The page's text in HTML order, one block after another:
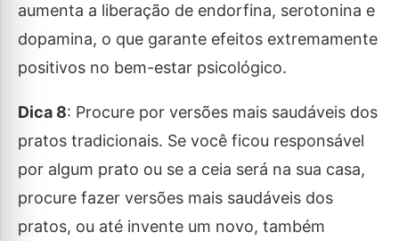
aumenta a liberação de endorfina, serotonina e
dopamina, o que garante efeitos extremamente
positivos no bem-estar psicológico.
Dica 8: Procure por versões mais saudáveis dos
pratos tradicionais. Se você ficou responsável
por algum prato ou se a ceia será na sua casa,
procure fazer versões mais saudáveis dos
pratos, ou até invente um novo, também